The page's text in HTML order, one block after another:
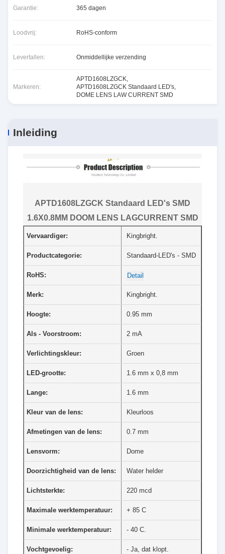
Garantie: 365 dagen
Loodvrij: RoHS-conform
Levertallen: Onmiddellijke verzending
Markeren:
APTD1608LZGCK,
APTD1608LZGCK Standaard LED's,
DOME LENS LAW CURRENT SMD
Inleiding
APTD1608LZGCK Standaard LED's SMD
1.6X0.8MM DOOM LENS LAGCURRENT SMD
Vervaardiger: Kingbright.
Productcategorie: Standaard-LED's - SMD
RoHS: Detail
Merk: Kingbright.
Hoogte: 0.95 mm
Als - Voorstroom: 2 mA
Verlichtingskleur: Groen
LED-grootte: 1.6 mm x 0,8 mm
Lange: 1.6 mm
Kleur van de lens: Kleurloos
Afmetingen van de lens: 0.7 mm
Lensvorm: Dome
Doorzichtigheid van de lens: Water helder
Lichtsterkte: 220 mcd
Maximale werktemperatuur: + 85 C
Minimale werktemperatuur: - 40 C.
Vochtgevoelig: - Ja, dat klopt.